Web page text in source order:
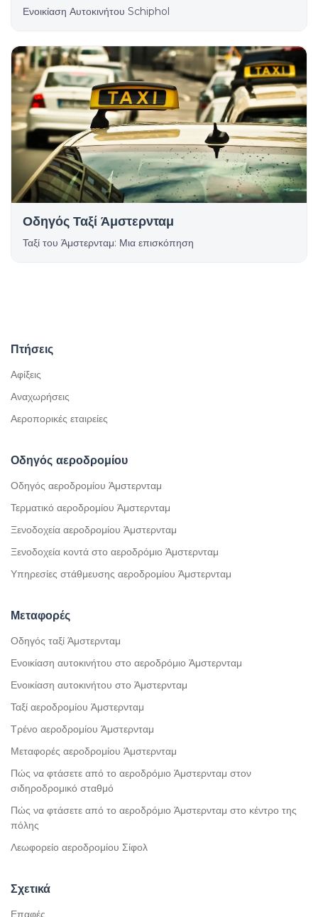
Ενοικίαση Αυτοκινήτου Schiphol
Οδηγός Ταξί Άμστερνταμ
Ταξί του Άμστερνταμ: Μια επισκόπηση
Πτήσεις
Αφίξεις
Αναχωρήσεις
Αεροπορικές εταιρείες
Οδηγός αεροδρομίου
Οδηγός αεροδρομίου Άμστερνταμ
Τερματικό αεροδρομίου Άμστερνταμ
Ξενοδοχεία αεροδρομίου Άμστερνταμ
Ξενοδοχεία κοντά στο αεροδρόμιο Άμστερνταμ
Υπηρεσίες στάθμευσης αεροδρομίου Άμστερνταμ
Μεταφορές
Οδηγός ταξί Άμστερνταμ
Ενοικίαση αυτοκινήτου στο αεροδρόμιο Άμστερνταμ
Ενοικίαση αυτοκινήτου στο Άμστερνταμ
Ταξί αεροδρομίου Άμστερνταμ
Τρένο αεροδρομίου Άμστερνταμ
Μεταφορές αεροδρομίου Άμστερνταμ
Πώς να φτάσετε από το αεροδρόμιο Άμστερνταμ στον
σιδηροδρομικό σταθμό
Πώς να φτάσετε από το αεροδρόμιο Άμστερνταμ στο κέντρο της
πόλης
Λεωφορείο αεροδρομίου Σίφολ
Σχετικά
Επαφές